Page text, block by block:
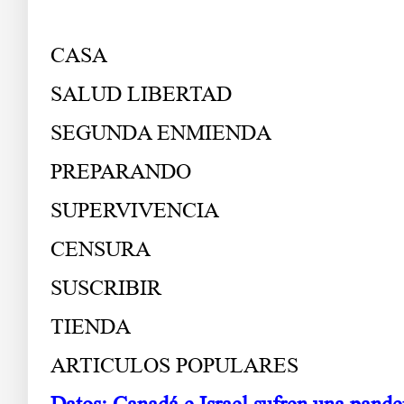
CASA
SALUD LIBERTAD
SEGUNDA ENMIENDA
PREPARANDO
SUPERVIVENCIA
CENSURA
SUSCRIBIR
TIENDA
ARTICULOS POPULARES